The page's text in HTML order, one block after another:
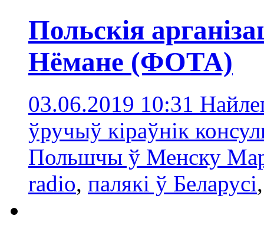
Польскія
Нёмане (ФОТА)
03.06.2019 10:31
ўручыў кіраўнік
Польшчы ў Менску
radio, палякі ў Беларусі